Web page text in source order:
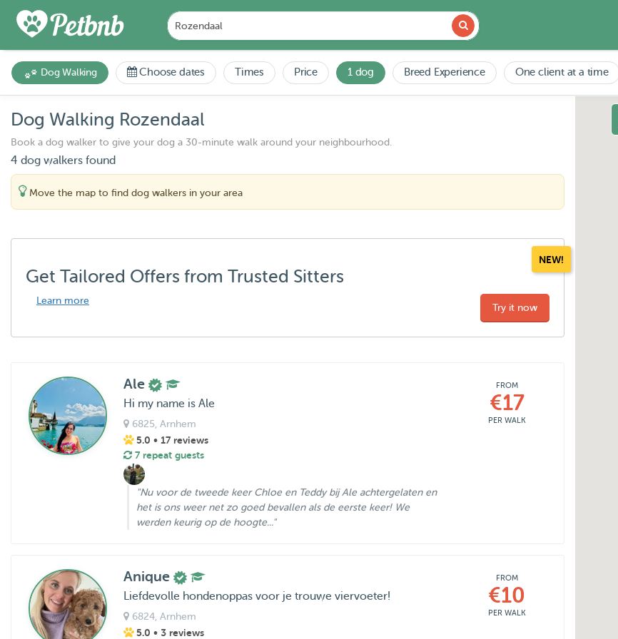
Dog Walking Choose dates Times Price 1 dog Breed Experience One client at a time
Dog Walking Rozendaal
Book a dog walker to give your dog a 30-minute walk around your neighbourhood.
4 dog walkers found
Move the map to find dog walkers in your area
NEW!
Get Tailored Offers from Trusted Sitters
Learn more
Try it now
Ale
Hi my name is Ale
6825, Arnhem
5.0 • 17 reviews
7 repeat guests
"Nu voor de tweede keer Chloe en Teddy bij Ale achtergelaten en
het is ons weer net zo goed bevallen als de eerste keer! We
werden keurig op de hoogte..."
FROM
€17
PER WALK
Anique
Liefdevolle hondenoppas voor je trouwe viervoeter!
6824, Arnhem
5.0 • 3 reviews
FROM
€10
PER WALK